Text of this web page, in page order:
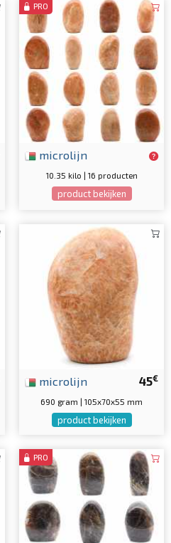
PRO
microlijn
10.35 kilo | 16 producten
product bekijken
45€
microlijn
690 gram | 105x70x55 mm
product bekijken
PRO